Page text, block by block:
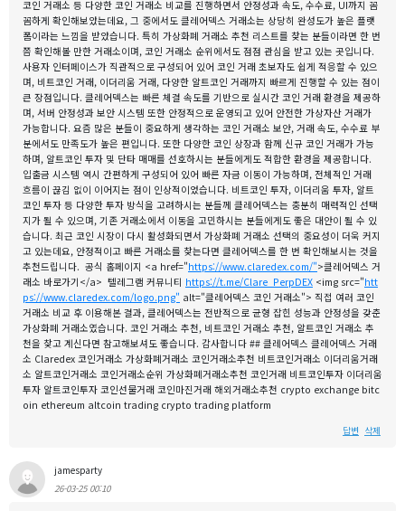
코인 거래소 등 다양한 코인 거래소 비교를 진행하면서 안정성과 속도, 수수료, UI까지 꼼
꼼하게 확인해보았는데요, 그 중에서도 클레어덱스 거래소는 상당히 완성도가 높은 플랫
폼이라는 느낌을 받았습니다. 특히 가상화폐 거래소 추천 리스트를 찾는 분들이라면 한 번
쯤 확인해볼 만한 거래소이며, 코인 거래소 순위에서도 점점 관심을 받고 있는 곳입니다.
사용자 인터페이스가 직관적으로 구성되어 있어 코인 거래 초보자도 쉽게 적응할 수 있으
며, 비트코인 거래, 이더리움 거래, 다양한 알트코인 거래까지 빠르게 진행할 수 있는 점이
큰 장점입니다. 클레어덱스는 빠른 체결 속도를 기반으로 실시간 코인 거래 환경을 제공하
며, 서버 안정성과 보안 시스템 또한 안정적으로 운영되고 있어 안전한 가상자산 거래가
가능합니다. 요즘 많은 분들이 중요하게 생각하는 코인 거래소 보안, 거래 속도, 수수료 부
분에서도 만족도가 높은 편입니다. 또한 다양한 코인 상장과 함께 신규 코인 거래가 가능
하며, 알트코인 투자 및 단타 매매를 선호하시는 분들에게도 적합한 환경을 제공합니다.
입출금 시스템 역시 간편하게 구성되어 있어 빠른 자금 이동이 가능하며, 전체적인 거래
흐름이 끊김 없이 이어지는 점이 인상적이었습니다. 비트코인 투자, 이더리움 투자, 알트
코인 투자 등 다양한 투자 방식을 고려하시는 분들께 클레어덱스는 충분히 매력적인 선택
지가 될 수 있으며, 기존 거래소에서 이동을 고민하시는 분들에게도 좋은 대안이 될 수 있
습니다. 최근 코인 시장이 다시 활성화되면서 가상화폐 거래소 선택의 중요성이 더욱 커지
고 있는데요, 안정적이고 빠른 거래소를 찾는다면 클레어덱스를 한 번 확인해보시는 것을
추천드립니다. 공식 홈페이지 <a href="https://www.claredex.com/">클레어덱스 거
래소 바로가기</a> 텔레그램 커뮤니티 https://t.me/Clare_PerpDEX <img src="htt
ps://www.claredex.com/logo.png" alt="클레어덱스 코인 거래소"> 직접 여러 코인
거래소 비교 후 이용해본 결과, 클레어덱스는 전반적으로 균형 잡힌 성능과 안정성을 갖춘
가상화폐 거래소였습니다. 코인 거래소 추천, 비트코인 거래소 추천, 알트코인 거래소 추
천을 찾고 계신다면 참고해보셔도 좋습니다. 감사합니다 ## 클레어덱스 클레어덱스 거래
소 Claredex 코인거래소 가상화폐거래소 코인거래소추천 비트코인거래소 이더리움거래
소 알트코인거래소 코인거래소순위 가상화폐거래소추천 코인거래 비트코인투자 이더리움
투자 알트코인투자 코인선물거래 코인마진거래 해외거래소추천 crypto exchange bitc
oin ethereum altcoin trading crypto trading platform
답변 삭제
jamesparty
26-03-25 00:10